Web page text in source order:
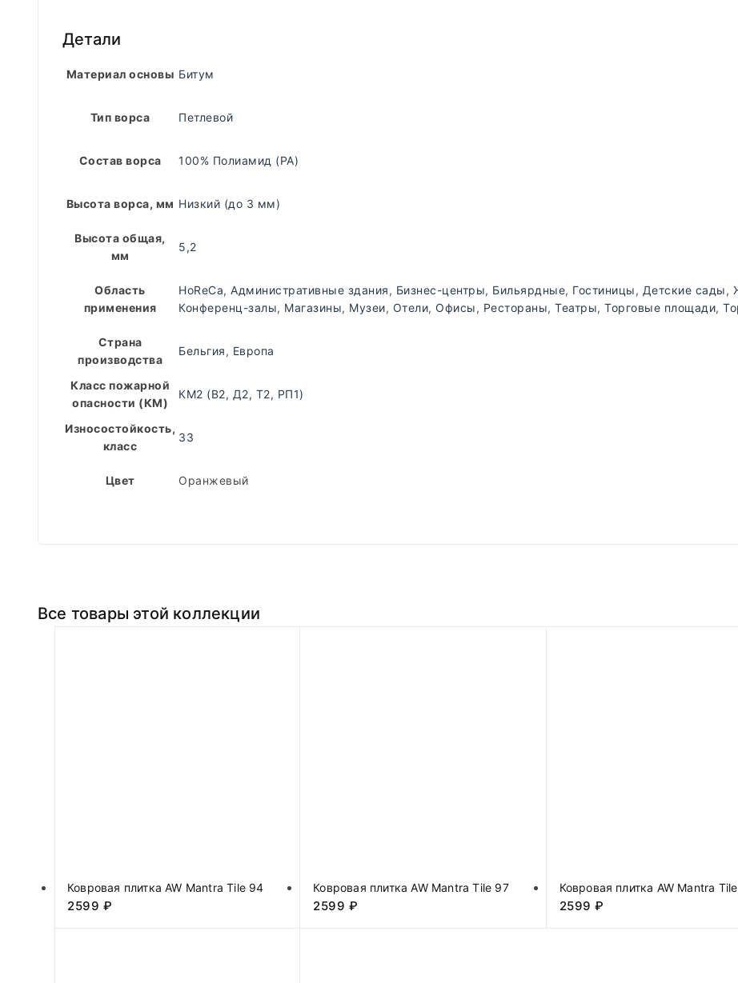
Детали
Материал основы Битум
Тип ворса Петлевой
Состав ворса 100% Полиамид (PA)
Высота ворса, мм Низкий (до 3 мм)
Высота общая,
мм
5,2
Область
применения
HoReCa, Административные здания, Бизнес-центры, Бильярдные, Гостиницы, Детские сады,
Конференц-залы, Магазины, Музеи, Отели, Офисы, Рестораны, Театры, Торговые площади,
Страна
производства
Бельгия, Европа
Класс пожарной
опасности (КМ)
КМ2 (В2, Д2, Т2, РП1)
Износостойкость,
класс
33
Цвет Оранжевый
Все товары этой коллекции
Ковровая плитка AW Mantra Tile 94
2599 ₽
Ковровая плитка AW Mantra Tile 97
2599 ₽
Ковровая плитка AW Mantra
2599 ₽